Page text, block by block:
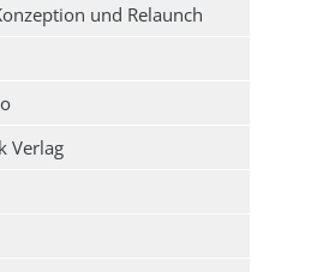
und Relaunch
Verlag